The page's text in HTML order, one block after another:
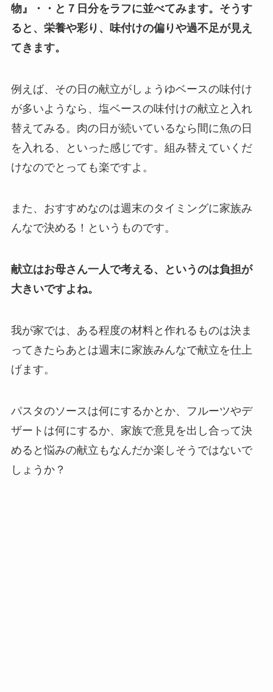
物』・・と７日分をラフに並べてみます。そうす
ると、栄養や彩り、味付けの偏りや過不足が見え
てきます。
例えば、その日の献立がしょうゆベースの味付け
が多いようなら、塩ベースの味付けの献立と入れ
替えてみる。肉の日が続いているなら間に魚の日
を入れる、といった感じです。組み替えていくだ
けなのでとっても楽ですよ。
また、おすすめなのは週末のタイミングに家族み
んなで決める！というものです。
献立はお母さん一人で考える、というのは負担が
大きいですよね。
我が家では、ある程度の材料と作れるものは決ま
ってきたらあとは週末に家族みんなで献立を仕上
げます。
パスタのソースは何にするかとか、フルーツやデ
ザートは何にするか、家族で意見を出し合って決
めると悩みの献立もなんだか楽しそうではないで
しょうか？